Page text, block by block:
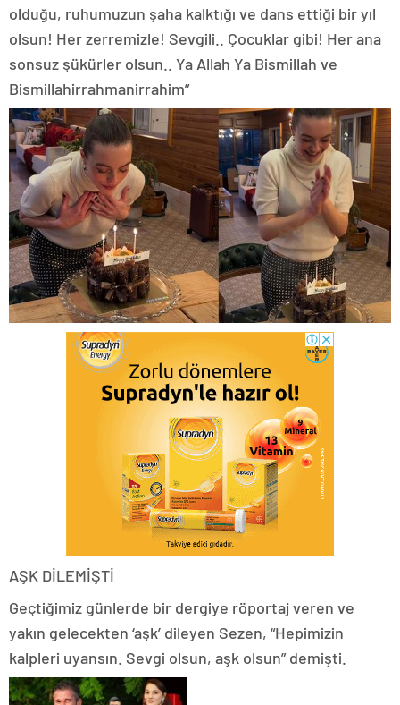
olduğu, ruhumuzun şaha kalktığı ve dans ettiği bir yıl
olsun! Her zerremizle! Sevgili.. Çocuklar gibi! Her ana
sonsuz şükürler olsun.. Ya Allah Ya Bismillah ve
Bismillahirrahmanirrahim”
AŞK DİLEMİŞTİ
Geçtiğimiz günlerde bir dergiye röportaj veren ve
yakın gelecekten ‘aşk’ dileyen Sezen, “Hepimizin
kalpleri uyansın. Sevgi olsun, aşk olsun” demişti.